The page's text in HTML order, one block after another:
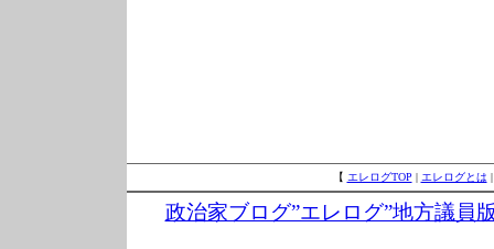
【 エレログTOP | エレログとは
政治家ブログ”エレログ”地方議員